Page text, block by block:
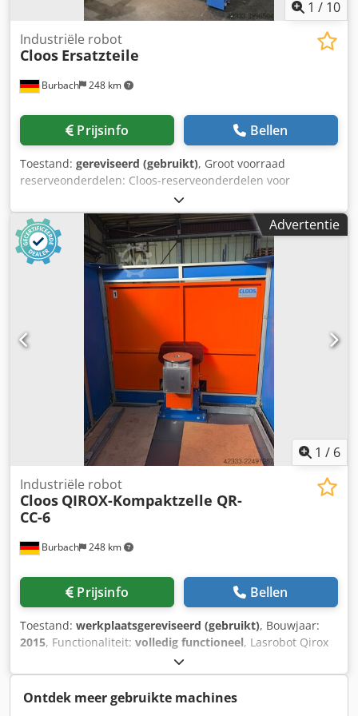
1 / 10
Burbach 248 km
Industriële robot
Cloos Ersatzteile
Prijsinfo Bellen
Toestand: gereviseerd (gebruikt), Groot voorraad
reserveonderdelen: Cloos-reserveonderdelen voor
besturingen 32 TM, V3 tot en met V7 Gebruikte, maar
gereviseerde servomotoren met garantie
Programmeerhandtoestellen Voedingen Aandrijfmotoren
voor robots en draaiapparaten Crsdjd H T I Espfx An Ejf
Lasmachine Quinto II 403, 603, MC 3 Robotmechanismen
Romat 320, 350, Qirox 1 en 2
Advertentie
1 / 6
Burbach 248 km
Industriële robot
Cloos QIROX-Kompaktzelle QR-
CC-6
Prijsinfo Bellen
Toestand: werkplaatsgereviseerd (gebruikt), Bouwjaar:
2015, Functionaliteit: volledig functioneel, Lasrobot Qirox
QRC 320, inclusief besturing V7 en
programmeerhandapparaat met kabel, verbindingskabel
lasrobot-besturingskast, tactiele sensor, booglassensor,
punteditor Cloos lasmachine Qineo Puls 600,
Ontdek meer gebruikte machines